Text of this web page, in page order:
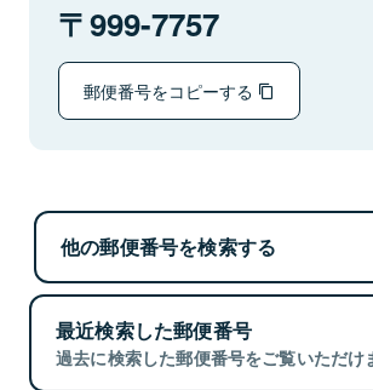
999-7757
郵便番号をコピーする
他の郵便番号を検索する
最近検索した郵便番号
過去に検索した郵便番号をご覧いただけ